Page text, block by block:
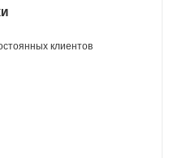
клиентов